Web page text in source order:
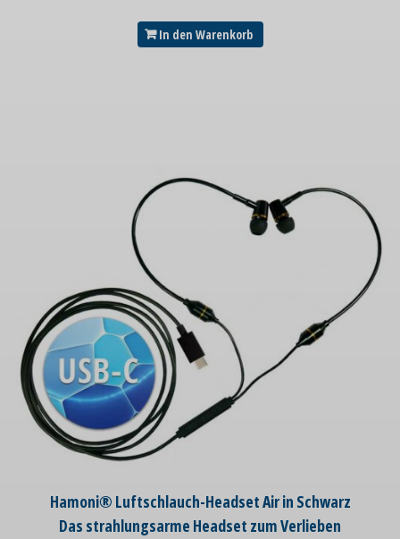
In den Warenkorb
Hamoni® Luftschlauch-Headset Air in Schwarz
Das strahlungsarme Headset zum Verlieben